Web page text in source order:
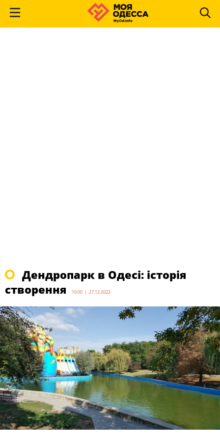
Дендропарк в Одесі: історія
створення
10:00 | 27.12.2022